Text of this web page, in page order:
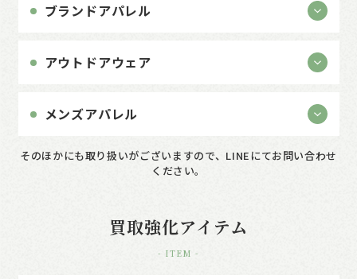
ブランドアパレル
アウトドアウェア
メンズアパレル
そのほかにも取り扱いがございますので、LINEにてお問い合わせ
ください。
買取強化アイテム
- ITEM -